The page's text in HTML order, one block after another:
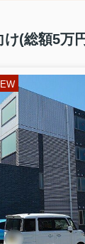
け(総額5万